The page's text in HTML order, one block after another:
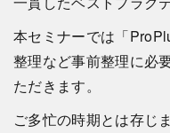
本セミナーでは「
整理など事前整理に必
ただきます。
ご多忙の時期とは存じ